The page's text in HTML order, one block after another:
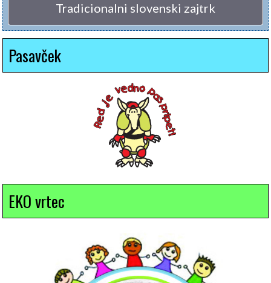
Tradicionalni slovenski zajtrk
Pasavček
EKO vrtec